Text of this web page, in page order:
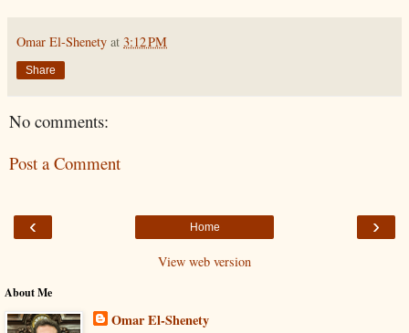
Omar El-Shenety at 3:12 PM
Share
No comments:
Post a Comment
‹ ›
Home
View web version
About Me
Omar El-Shenety